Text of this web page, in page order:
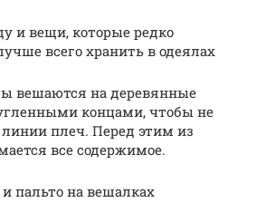
и вещи, которые редко
всего хранить в одеялах
вешаются на деревянные
концами, чтобы не
плеч. Перед этим из
все содержимое.
пальто на вешалках